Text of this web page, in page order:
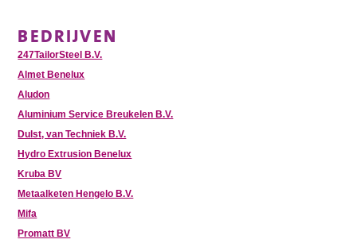
BEDRIJVEN
247TailorSteel B.V.
Almet Benelux
Aludon
Aluminium Service Breukelen B.V.
Dulst, van Techniek B.V.
Hydro Extrusion Benelux
Kruba BV
Metaalketen Hengelo B.V.
Mifa
Promatt BV